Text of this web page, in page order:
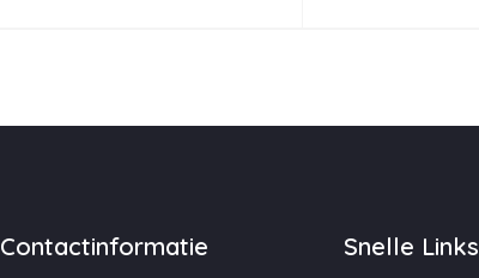
Contactinformatie Snelle Links